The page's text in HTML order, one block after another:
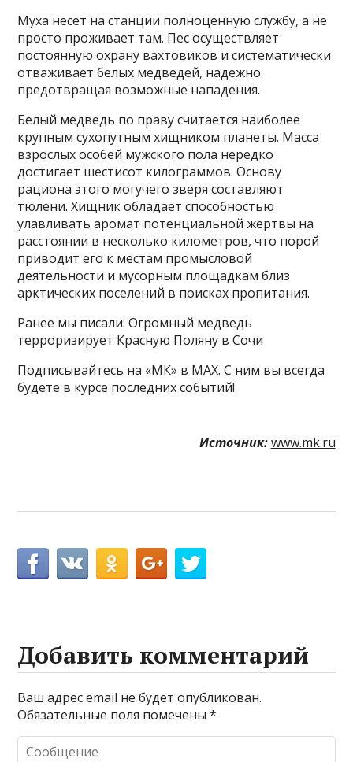
Муха несет на станции полноценную службу, а не
просто проживает там. Пес осуществляет
постоянную охрану вахтовиков и систематически
отваживает белых медведей, надежно
предотвращая возможные нападения.
Белый медведь по праву считается наиболее
крупным сухопутным хищником планеты. Масса
взрослых особей мужского пола нередко
достигает шестисот килограммов. Основу
рациона этого могучего зверя составляют
тюлени. Хищник обладает способностью
улавливать аромат потенциальной жертвы на
расстоянии в несколько километров, что порой
приводит его к местам промысловой
деятельности и мусорным площадкам близ
арктических поселений в поисках пропитания.
Ранее мы писали: Огромный медведь
терроризирует Красную Поляну в Сочи
Подписывайтесь на «МК» в MAX. С ним вы всегда
будете в курсе последних событий!
Источник: www.mk.ru
Добавить комментарий
Ваш адрес email не будет опубликован.
Обязательные поля помечены*